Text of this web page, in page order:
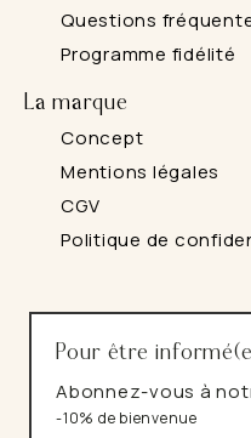
Questions
Programme fidélité
La marque
Concept
Mentions légales
CGV
Politique de
Pour être
Abonnez-vous à
-10% de bienvenue